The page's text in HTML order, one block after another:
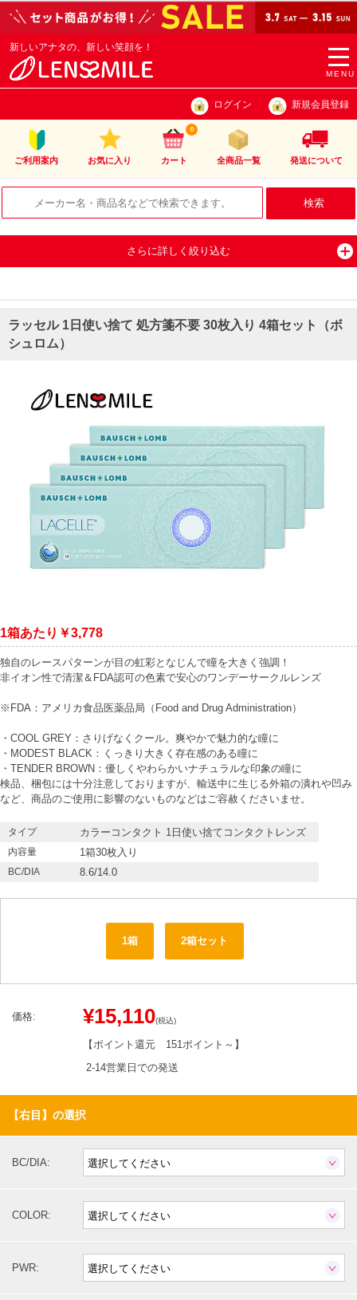
MENU
新しいアナタの、新しい笑顔を！
ログイン 新規会員登録
ご利用案内 お気に入り カート
0
全商品一覧 発送について
さらに詳しく絞り込む
ラッセル 1日使い捨て 処方箋不要 30枚入り 4箱セット（ボ
シュロム）
1箱あたり￥3,778
独自のレースパターンが目の虹彩となじんで瞳を大きく強調！
非イオン性で清潔＆FDA認可の色素で安心のワンデーサークルレンズ
※FDA：アメリカ食品医薬品局（Food and Drug Administration）
・COOL GREY：さりげなくクール。爽やかで魅力的な瞳に
・MODEST BLACK：くっきり大きく存在感のある瞳に
・TENDER BROWN：優しくやわらかいナチュラルな印象の瞳に
検品、梱包には十分注意しておりますが、輸送中に生じる外箱の潰れや凹み
など、商品のご使用に影響のないものなどはご容赦くださいませ。
タイプ カラーコンタクト 1日使い捨てコンタクトレンズ
内容量 1箱30枚入り
BC/DIA 8.6/14.0
1箱 2箱セット
価格: ¥15,110(税込)
【ポイント還元 151ポイント～ 】
2-14営業日での発送
【右目】の選択
BC/DIA:
COLOR:
PWR: